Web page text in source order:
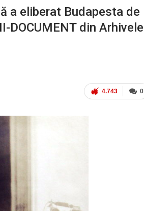
a eliberat Budapesta de
DOCUMENT din Arhivele
0
4.743